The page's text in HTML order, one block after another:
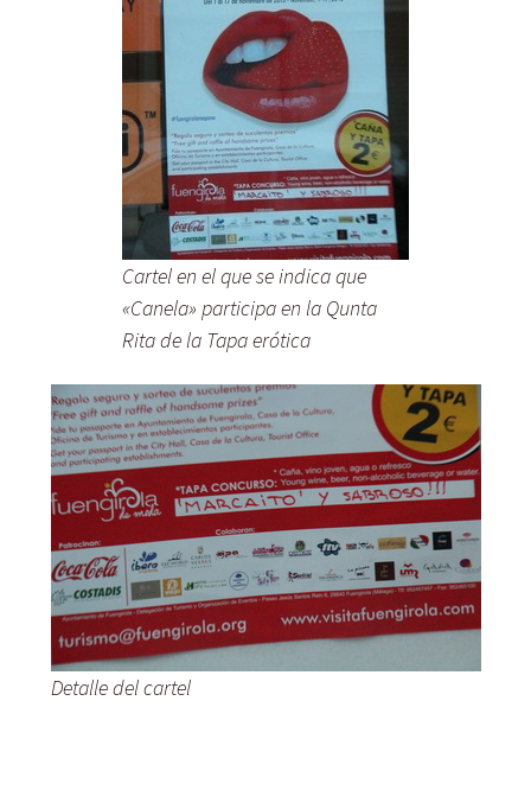
Cartel en el que se indica que
«Canela» participa en la Qunta
Rita de la Tapa erótica
Detalle del cartel